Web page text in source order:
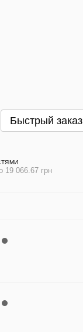
Быстрый заказ
19 066.67 грн